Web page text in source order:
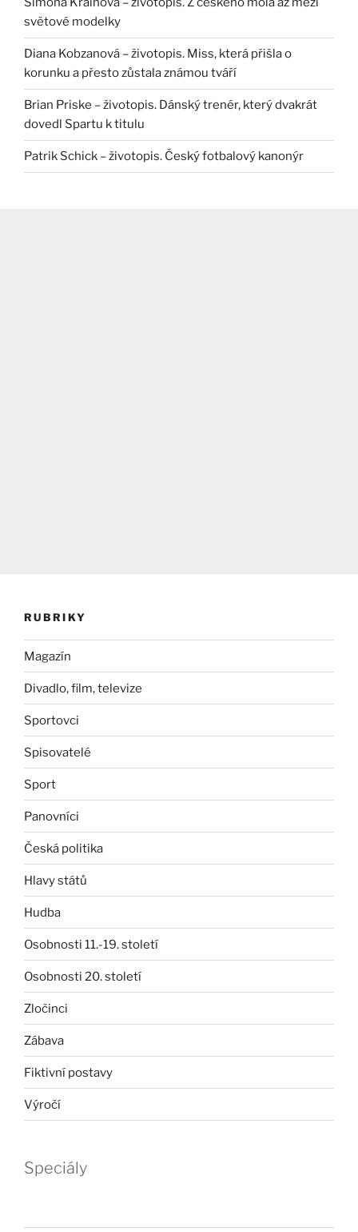
světové modelky
Diana Kobzanová – životopis. Miss, která přišla o
korunku a přesto zůstala známou tváří
Brian Priske – životopis. Dánský trenér, který dvakrát
dovedl Spartu k titulu
Patrik Schick – životopis. Český fotbalový kanonýr
RUBRIKY
Magazín
Divadlo, film, televize
Sportovci
Spisovatelé
Sport
Panovníci
Česká politika
Hlavy států
Hudba
Osobnosti 11.-19. století
Osobnosti 20. století
Zločinci
Zábava
Fiktivní postavy
Výročí
Speciály